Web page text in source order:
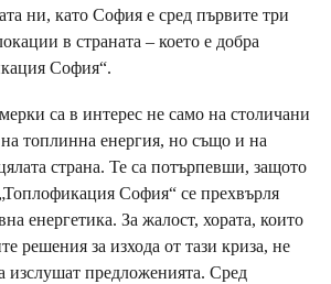
ни, като София е сред първите три
в страната – което е добра
София“.
са в интерес не само на столичани
топлинна енергия, но също и на
страна. Те са потърпевши, защото
София“ се прехвърля
енергетика. За жалост, хората, които
решения за изхода от тази криза, не
изслушат предложенията. Сред